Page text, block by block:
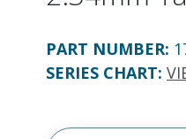
PART NUMBER:
SERIES CHART: